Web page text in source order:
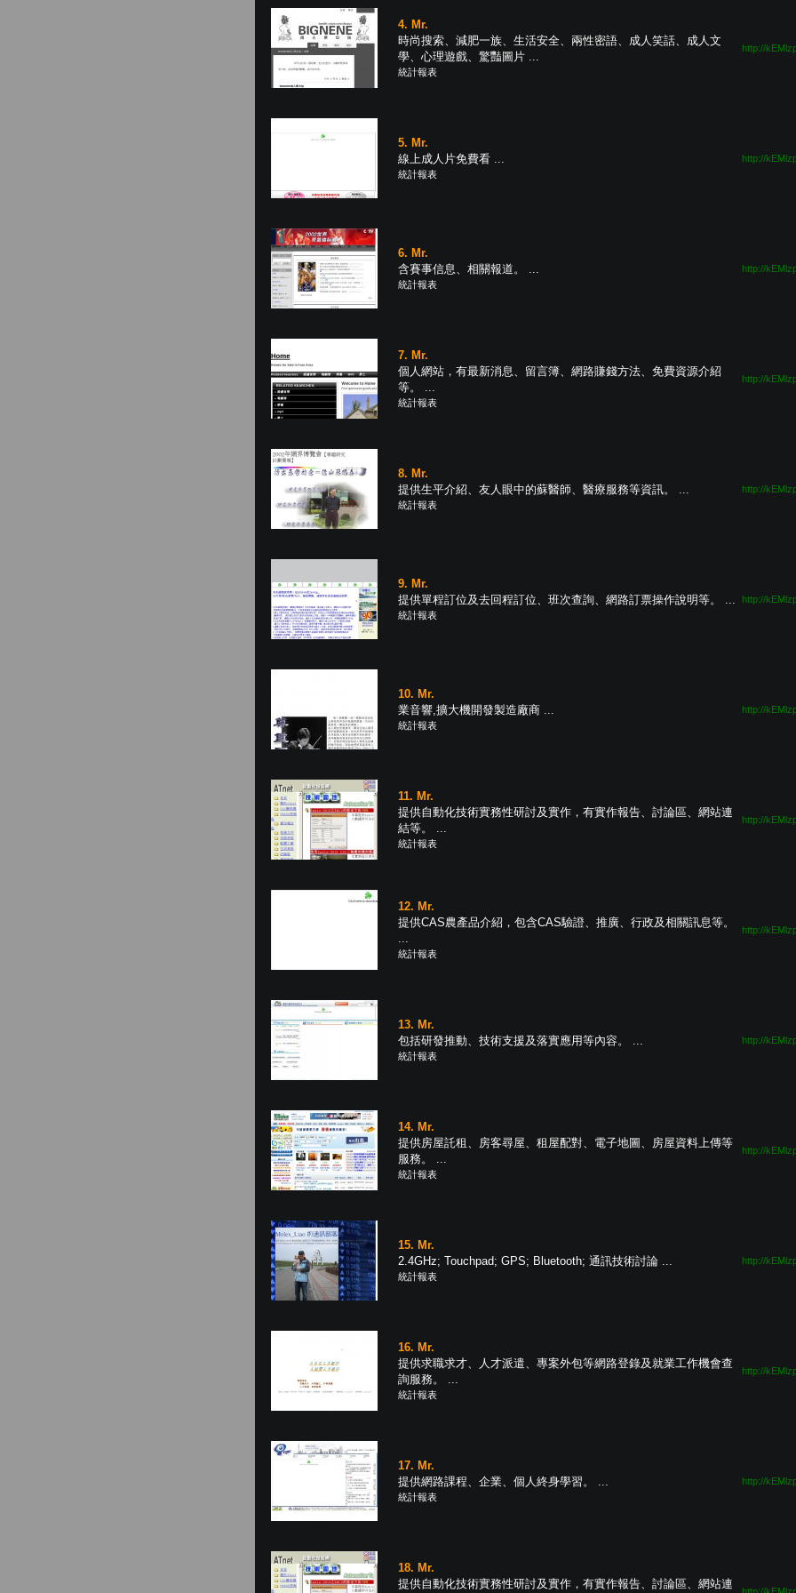
4. Mr.
時尚搜索、減肥一族、生活安全、兩性密語、成人笑話、成人文
學、心理遊戲、驚豔圖片 ...
統計報表
http://
5. Mr.
線上成人片免費看 ...
統計報表
http://
6. Mr.
含賽事信息、相關報道。 ...
統計報表
http://
7. Mr.
個人網站，有最新消息、留言簿、網路賺錢方法、免費資源介紹
等。 ...
統計報表
http://
8. Mr.
提供生平介紹、友人眼中的蘇醫師、醫療服務等資訊。 ...
統計報表
http://
9. Mr.
提供單程訂位及去回程訂位、班次查詢、網路訂票操作說明等。 ...
統計報表
http://
10. Mr.
業音響,擴大機開發製造廠商 ...
統計報表
http://
11. Mr.
提供自動化技術實務性研討及實作，有實作報告、討論區、網站連
結等。 ...
統計報表
http://
12. Mr.
提供CAS農產品介紹，包含CAS驗證、推廣、行政及相關訊息等。
...
統計報表
http://
13. Mr.
包括研發推動、技術支援及落實應用等內容。 ...
統計報表
http://
14. Mr.
提供房屋託租、房客尋屋、租屋配對、電子地圖、房屋資料上傳等
服務。 ...
統計報表
http://
15. Mr.
2.4GHz; Touchpad; GPS; Bluetooth; 通訊技術討論 ...
統計報表
http://
16. Mr.
提供求職求才、人才派遣、專案外包等網路登錄及就業工作機會查
詢服務。 ...
統計報表
http://
17. Mr.
提供網路課程、企業、個人終身學習。 ...
統計報表
http://
18. Mr.
提供自動化技術實務性研討及實作，有實作報告、討論區、網站連